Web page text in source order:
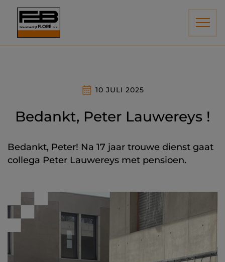
10 JULI 2025
Bedankt, Peter Lauwereys !
Bedankt, Peter! Na 17 jaar trouwe dienst gaat
collega Peter Lauwereys met pensioen.